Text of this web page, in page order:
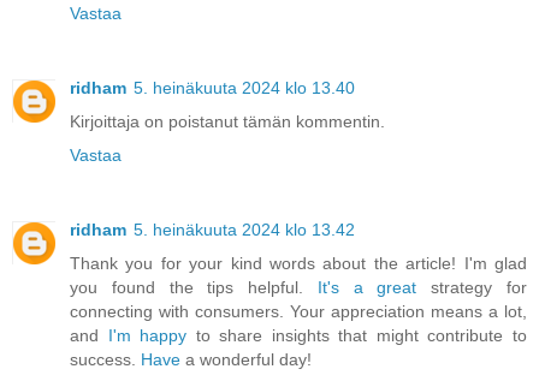
Vastaa
ridham 5. heinäkuuta 2024 klo 13.40
Kirjoittaja on poistanut tämän kommentin.
Vastaa
ridham 5. heinäkuuta 2024 klo 13.42
Thank you for your kind words about the article! I'm glad
you found the tips helpful. It's a greatstrategy for
connecting with consumers. Your appreciation means a lot,
and I'm happy to share insights that might contribute to
success. Have a wonderful day!